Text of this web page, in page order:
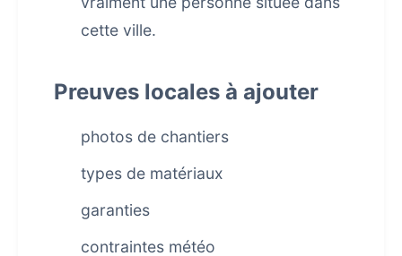
cette ville.
Preuves locales à ajouter
photos de chantiers
types de matériaux
garanties
contraintes météo